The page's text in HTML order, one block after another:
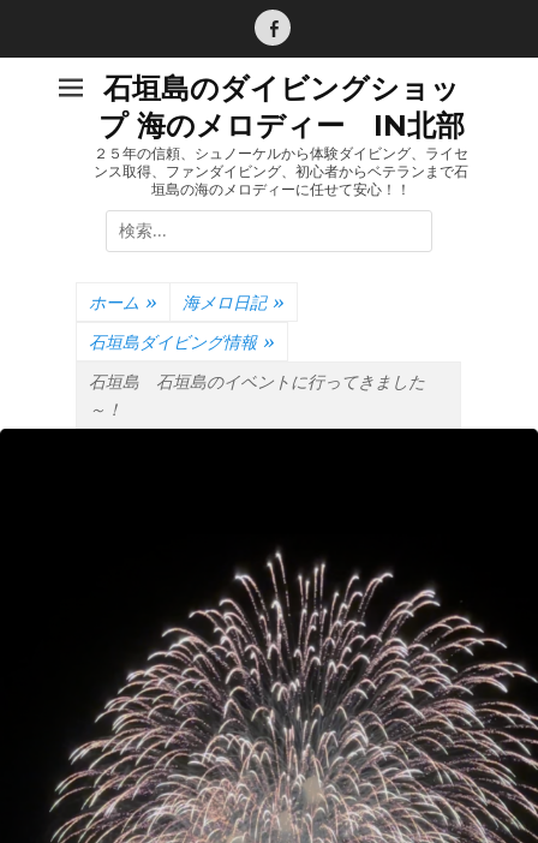
Facebook
石垣島のダイビングショッ
プ 海のメロディー IN北部
２５年の信頼、シュノーケルから体験ダイビング、ライセ
ンス取得、ファンダイビング、初心者からベテランまで石
垣島の海のメロディーに任せて安心！！
検
索:
ホーム » 海メロ日記 »
石垣島ダイビング情報 »
石垣島 石垣島のイベントに行ってきました
～！